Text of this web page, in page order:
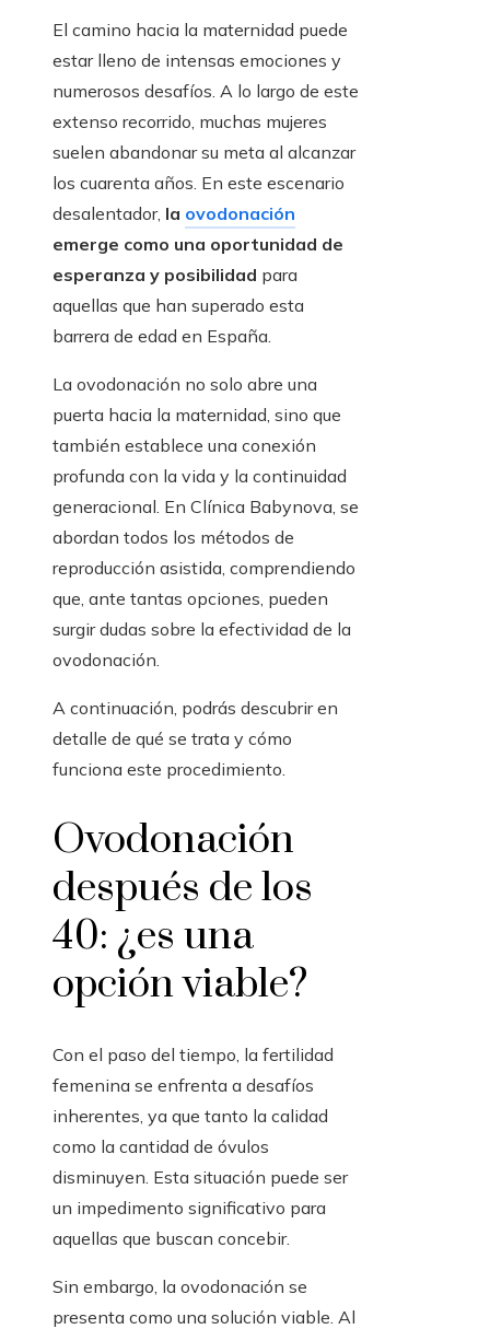
El camino hacia la maternidad puede
estar lleno de intensas emociones y
numerosos desafíos. A lo largo de este
extenso recorrido, muchas mujeres
suelen abandonar su meta al alcanzar
los cuarenta años. En este escenario
desalentador, la ovodonación
emerge como una oportunidad de
esperanza y posibilidad para
aquellas que han superado esta
barrera de edad en España.
La ovodonación no solo abre una
puerta hacia la maternidad, sino que
también establece una conexión
profunda con la vida y la continuidad
generacional. En Clínica Babynova, se
abordan todos los métodos de
reproducción asistida, comprendiendo
que, ante tantas opciones, pueden
surgir dudas sobre la efectividad de la
ovodonación.
A continuación, podrás descubrir en
detalle de qué se trata y cómo
funciona este procedimiento.
Ovodonación
después de los
40: ¿es una
opción viable?
Con el paso del tiempo, la fertilidad
femenina se enfrenta a desafíos
inherentes, ya que tanto la calidad
como la cantidad de óvulos
disminuyen. Esta situación puede ser
un impedimento significativo para
aquellas que buscan concebir.
Sin embargo, la ovodonación se
presenta como una solución viable. Al